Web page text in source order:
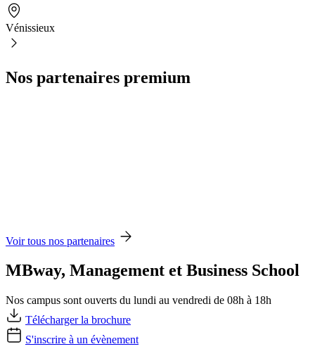
Vénissieux
Nos partenaires premium
Voir tous nos partenaires
MBway, Management et Business School
Nos campus sont ouverts du lundi au vendredi de 08h à 18h
Télécharger la brochure
S'inscrire à un évènement